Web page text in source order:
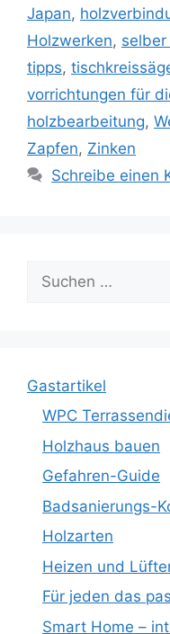
Japan,
Holzwerken,
tipps,
vorrichtungen für
holzbearbeitung,
Zapfen, Zinken
Schreibe einen
nach:
Gastartikel
WPC
Holzhaus bauen
Gefahren-Guide
Badsanierungs-
Holzarten
Heizen und
Für jeden das
Smart Home –